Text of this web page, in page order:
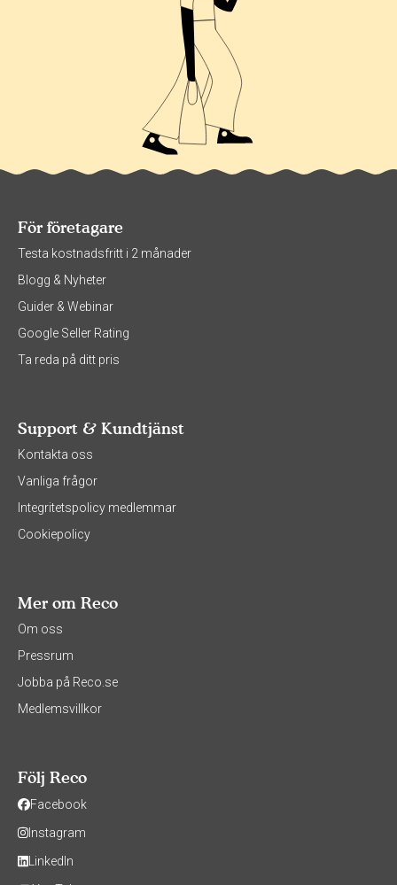
För företagare
Testa kostnadsfritt i 2 månader
Blogg & Nyheter
Guider & Webinar
Google Seller Rating
Ta reda på ditt pris
Support & Kundtjänst
Kontakta oss
Vanliga frågor
Integritetspolicy medlemmar
Cookiepolicy
Mer om Reco
Om oss
Pressrum
Jobba på Reco.se
Medlemsvillkor
Följ Reco
Facebook
Instagram
LinkedIn